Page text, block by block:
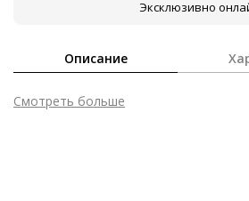
Эксклюзивно
Описание
Смотреть больше